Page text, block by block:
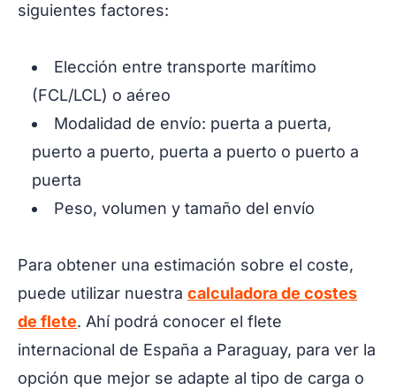
siguientes factores:
Elección entre transporte marítimo
(FCL/LCL) o aéreo
Modalidad de envío: puerta a puerta,
puerto a puerto, puerta a puerto o puerto a
puerta
Peso, volumen y tamaño del envío
Para obtener una estimación sobre el coste,
puede utilizar nuestra calculadora de costes
de flete. Ahí podrá conocer el flete
internacional de España a Paraguay, para ver la
opción que mejor se adapte al tipo de carga o